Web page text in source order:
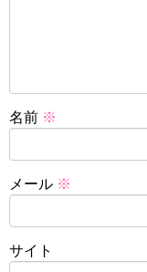
名前 ※
メール ※
サイト